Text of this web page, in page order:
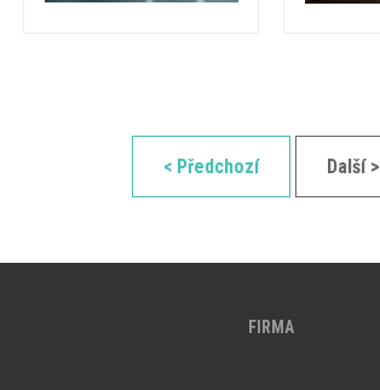
< Předchozí Další >
FIRMA